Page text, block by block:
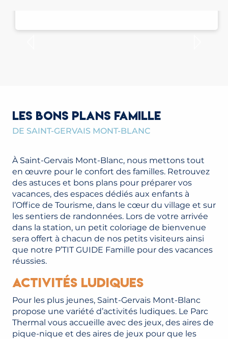
LES BONS PLANS FAMILLE
DE SAINT-GERVAIS MONT-BLANC
À Saint-Gervais Mont-Blanc, nous mettons tout
en œuvre pour le confort des familles. Retrouvez
des astuces et bons plans pour préparer vos
vacances, des espaces dédiés aux enfants à
l’Office de Tourisme, dans le cœur du village et sur
les sentiers de randonnées. Lors de votre arrivée
dans la station, un petit coloriage de bienvenue
sera offert à chacun de nos petits visiteurs ainsi
que notre P’TIT GUIDE Famille pour des vacances
réussies.
Activités Ludiques
Pour les plus jeunes, Saint-Gervais Mont-Blanc
propose une variété d’activités ludiques. Le Parc
Thermal vous accueille avec des jeux, des aires de
pique-nique et des aires de jeux pour que les